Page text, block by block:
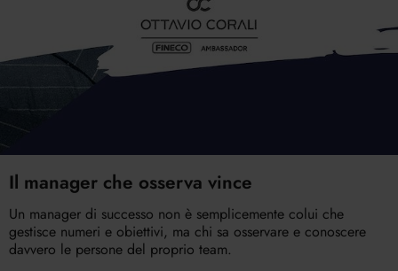
Il manager che osserva vince
Un manager di successo non è semplicemente colui che
gestisce numeri e obiettivi, ma chi sa osservare e conoscere
davvero le persone del proprio team.